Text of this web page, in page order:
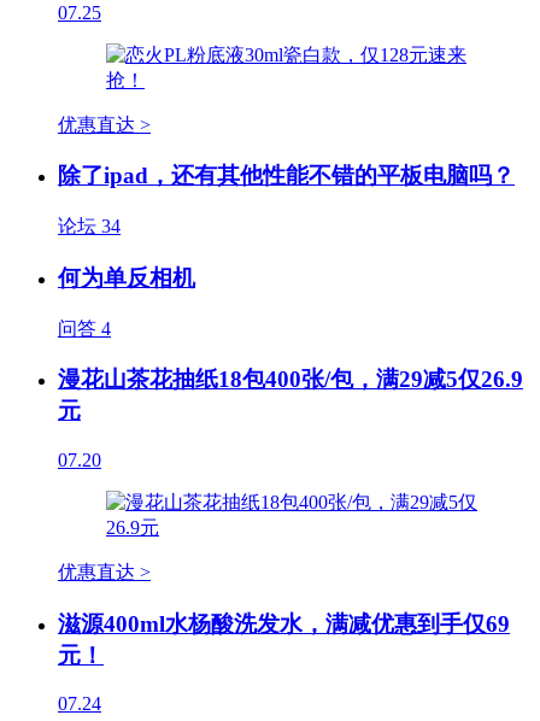
07.25
优惠直达 >
除了ipad，还有其他性能不错的平板电脑吗？
论坛 34
何为单反相机
问答 4
漫花山茶花抽纸18包400张/包，满29减5仅26.9
元
07.20
优惠直达 >
滋源400ml水杨酸洗发水，满减优惠到手仅69
元！
07.24